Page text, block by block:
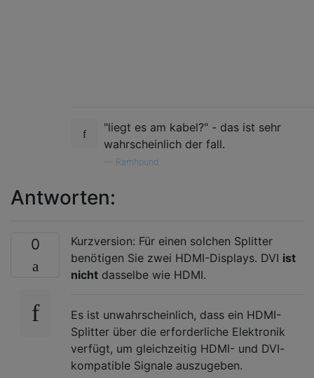
"liegt es am kabel?" - das ist sehr
wahrscheinlich der fall.
Ramhound
Antworten:
0
Kurzversion: Für einen solchen Splitter
benötigen Sie zwei HDMI-Displays. DVI ist
nicht dasselbe wie HDMI.
Es ist unwahrscheinlich, dass ein HDMI-
Splitter über die erforderliche Elektronik
verfügt, um gleichzeitig HDMI- und DVI-
kompatible Signale auszugeben.